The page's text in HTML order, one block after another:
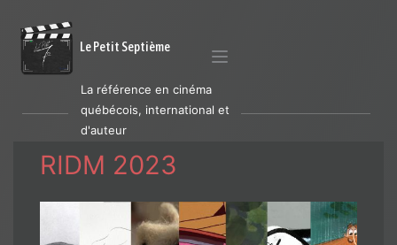
Le Petit Septième
La référence en cinéma
québécois, international et
d'auteur
RIDM 2023